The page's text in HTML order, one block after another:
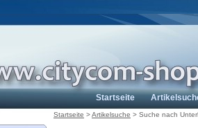
Startseite
Startseite >Artikelsuche > Suche nach